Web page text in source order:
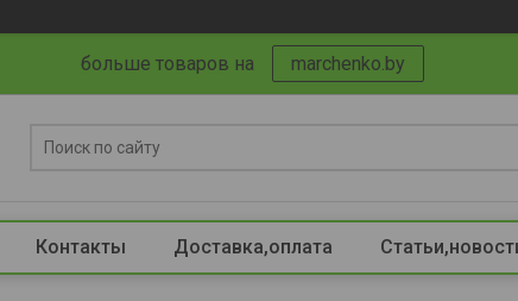
больше товаров на marchenko.by
Контакты Доставка,оплата